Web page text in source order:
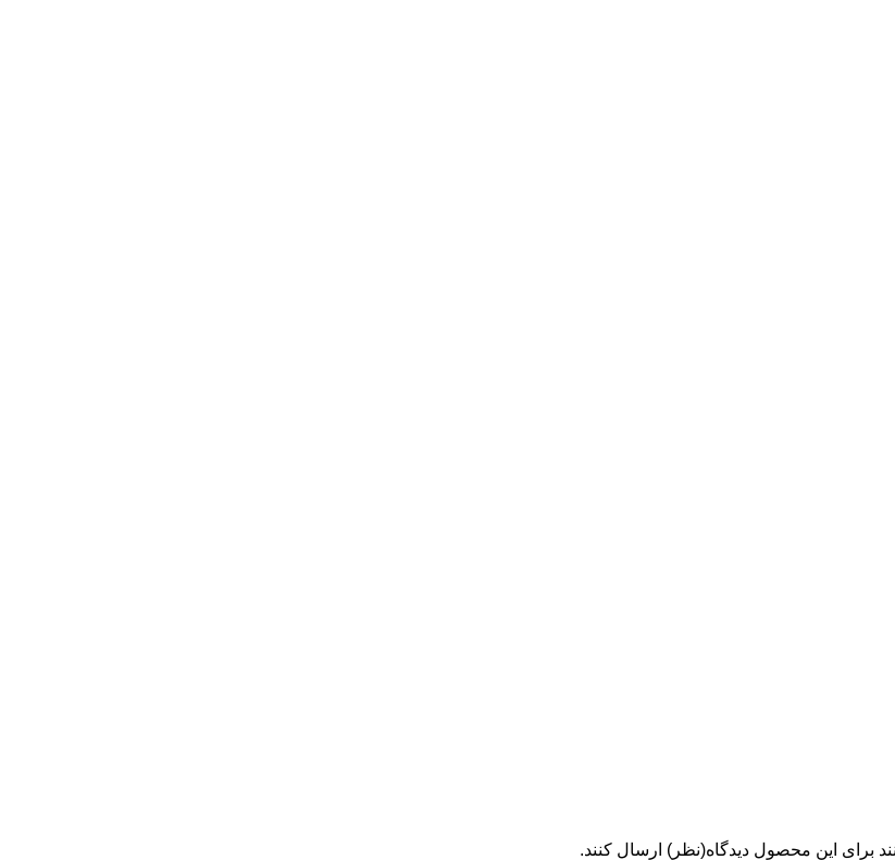
برای این محصول دیدگاه(نظر) ارسال کنند.